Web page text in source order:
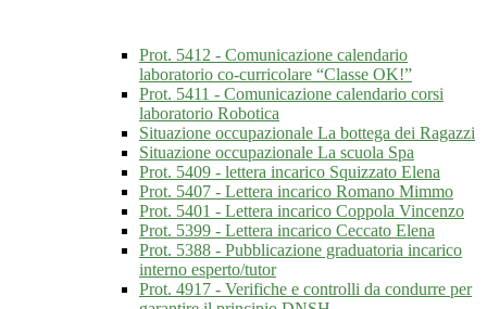
Prot. 5412 - Comunicazione calendario
laboratorio co-curricolare “Classe OK!”
Prot. 5411 - Comunicazione calendario corsi
laboratorio Robotica
Situazione occupazionale La bottega dei Ragazzi
Situazione occupazionale La scuola Spa
Prot. 5409 - lettera incarico Squizzato Elena
Prot. 5407 - Lettera incarico Romano Mimmo
Prot. 5401 - Lettera incarico Coppola Vincenzo
Prot. 5399 - Lettera incarico Ceccato Elena
Prot. 5388 - Pubblicazione graduatoria incarico
interno esperto/tutor
Prot. 4917 - Verifiche e controlli da condurre per